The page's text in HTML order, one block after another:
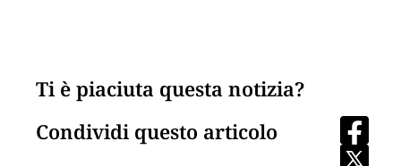
Ti è piaciuta questa notizia?
Condividi questo articolo